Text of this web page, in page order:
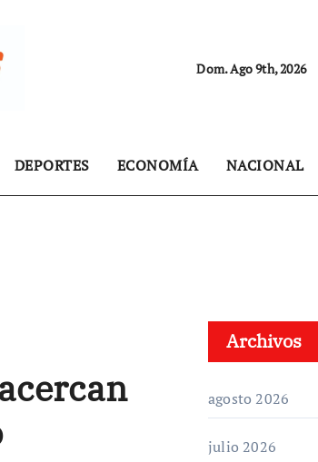
Dom. Ago 9th, 2026
DEPORTES ECONOMÍA NACIONAL
Archivos
agosto 2026
julio 2026